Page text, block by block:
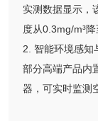
实测数据显示，
度从0.3mg/m³
2. 智能环境感知
部分高端产品内
器，可实时监测